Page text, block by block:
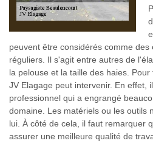
peuvent être considérés comme des
réguliers. Il s'agit entre autres de
la pelouse et la taille des haies.
JV Elagage peut intervenir. En effet,
professionnel qui a engrangé
domaine. Les matériels ou les outils
lui. À côté de cela, il faut remarquer
assurer une meilleure qualité de